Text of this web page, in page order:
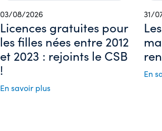
03/08/2026
Licences gratuites pour
les filles nées entre 2012
et 2023 : rejoints le CSB
!
En savoir plus
31/
En